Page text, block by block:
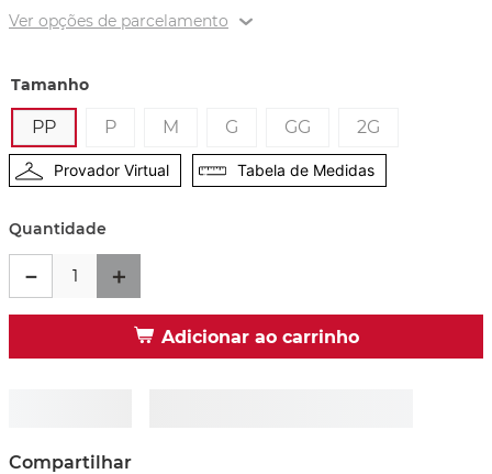
Ver opções de parcelamento
Tamanho
PP P M G GG 2G
Provador Virtual Tabela de Medidas
Quantidade
＋
－
Adicionar ao carrinho
Compartilhar